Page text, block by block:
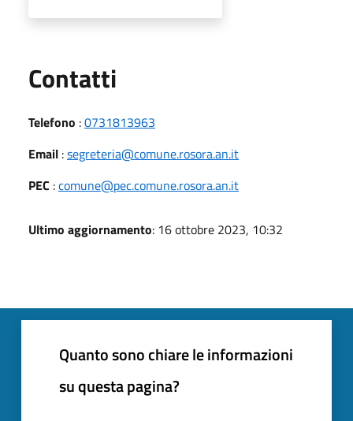
Contatti
Telefono :0731813963
Email :segreteria@comune.rosora.an.it
PEC :comune@pec.comune.rosora.an.it
Ultimo aggiornamento: 16 ottobre 2023, 10:32
Quanto sono chiare le informazioni
su questa pagina?